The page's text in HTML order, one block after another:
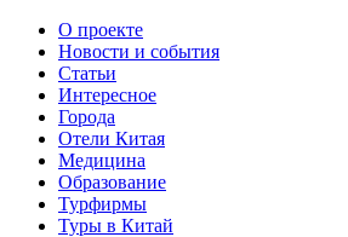
О проекте
Новости и события
Статьи
Интересное
Города
Отели Китая
Медицина
Образование
Турфирмы
Туры в Китай